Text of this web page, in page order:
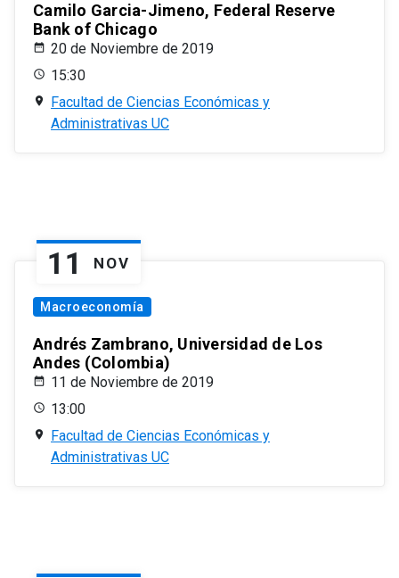
Camilo Garcia-Jimeno, Federal Reserve
Bank of Chicago
20 de Noviembre de 2019
15:30
Facultad de Ciencias Económicas y
Administrativas UC
11 NOV
Macroeconomía
Andrés Zambrano, Universidad de Los
Andes (Colombia)
11 de Noviembre de 2019
13:00
Facultad de Ciencias Económicas y
Administrativas UC